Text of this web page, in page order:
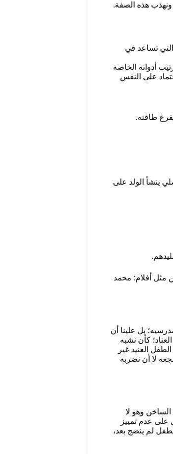
هذه الصفة.
تساعد في
أدواته الخاصة
على النفس
طاقته.
ينشأ الولد على
مثل أفلام: محمد
بل علينا أن
كأن نشبه
العنيد غير
لا أن نضربه
وهو لا
على عدم تمييز
لم ينضج بعد،